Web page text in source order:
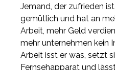
Jemand, der zufrieden
gemütlich und hat an
Arbeit, mehr Geld
mehr unternehmen kein
Arbeit isst er was, setzt
Fernsehapparat und